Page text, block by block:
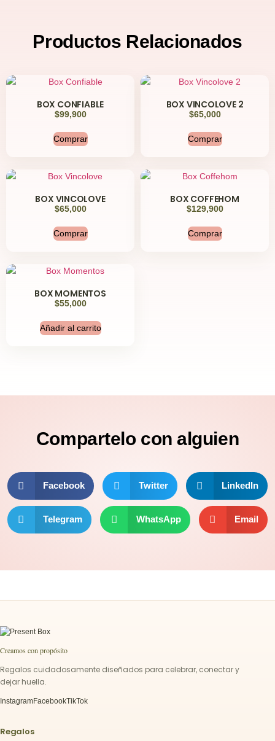
Productos Relacionados
BOX CONFIABLE
$99,900
Comprar
BOX VINCOLOVE 2
$65,000
Comprar
BOX VINCOLOVE
$65,000
Comprar
BOX COFFEHOM
$129,900
Comprar
BOX MOMENTOS
$55,000
Añadir al carrito
Compartelo con alguien
Facebook Twitter LinkedIn
Telegram WhatsApp Email
Creamos con propósito
Regalos cuidadosamente diseñados para celebrar, conectar y
dejar huella.
InstagramFacebookTikTok
Regalos